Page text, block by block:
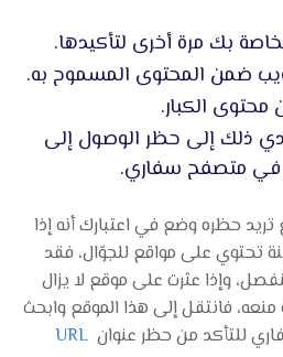
بك مرة أخرى لتأكيدها.
ضمن المحتوى المسموح به.
الكبار.
ذلك إلى حظر الوصول إلى
في متصفح سفاري.
حظره وضع في اعتبارك أنه إذا
تحتوي على مواقع للجوّال، فقد
وإذا عثرت على موقع لا يزال
منعه، فانتقل إلى هذا الموقع وابحث
للتأكد من حظر عنوان URL